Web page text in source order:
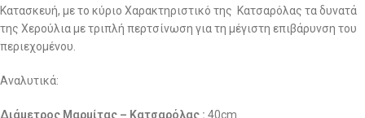
Κατασκευή, με το κύριο Χαρακτηριστικό της Κατσαρόλας τα δυνατά
της Χερούλια με τριπλή περτσίνωση για τη μέγιστη επιβάρυνση του
περιεχομένου.
Αναλυτικά:
Διάμετρος Μαρμίτας – Κατσαρόλας : 40cm